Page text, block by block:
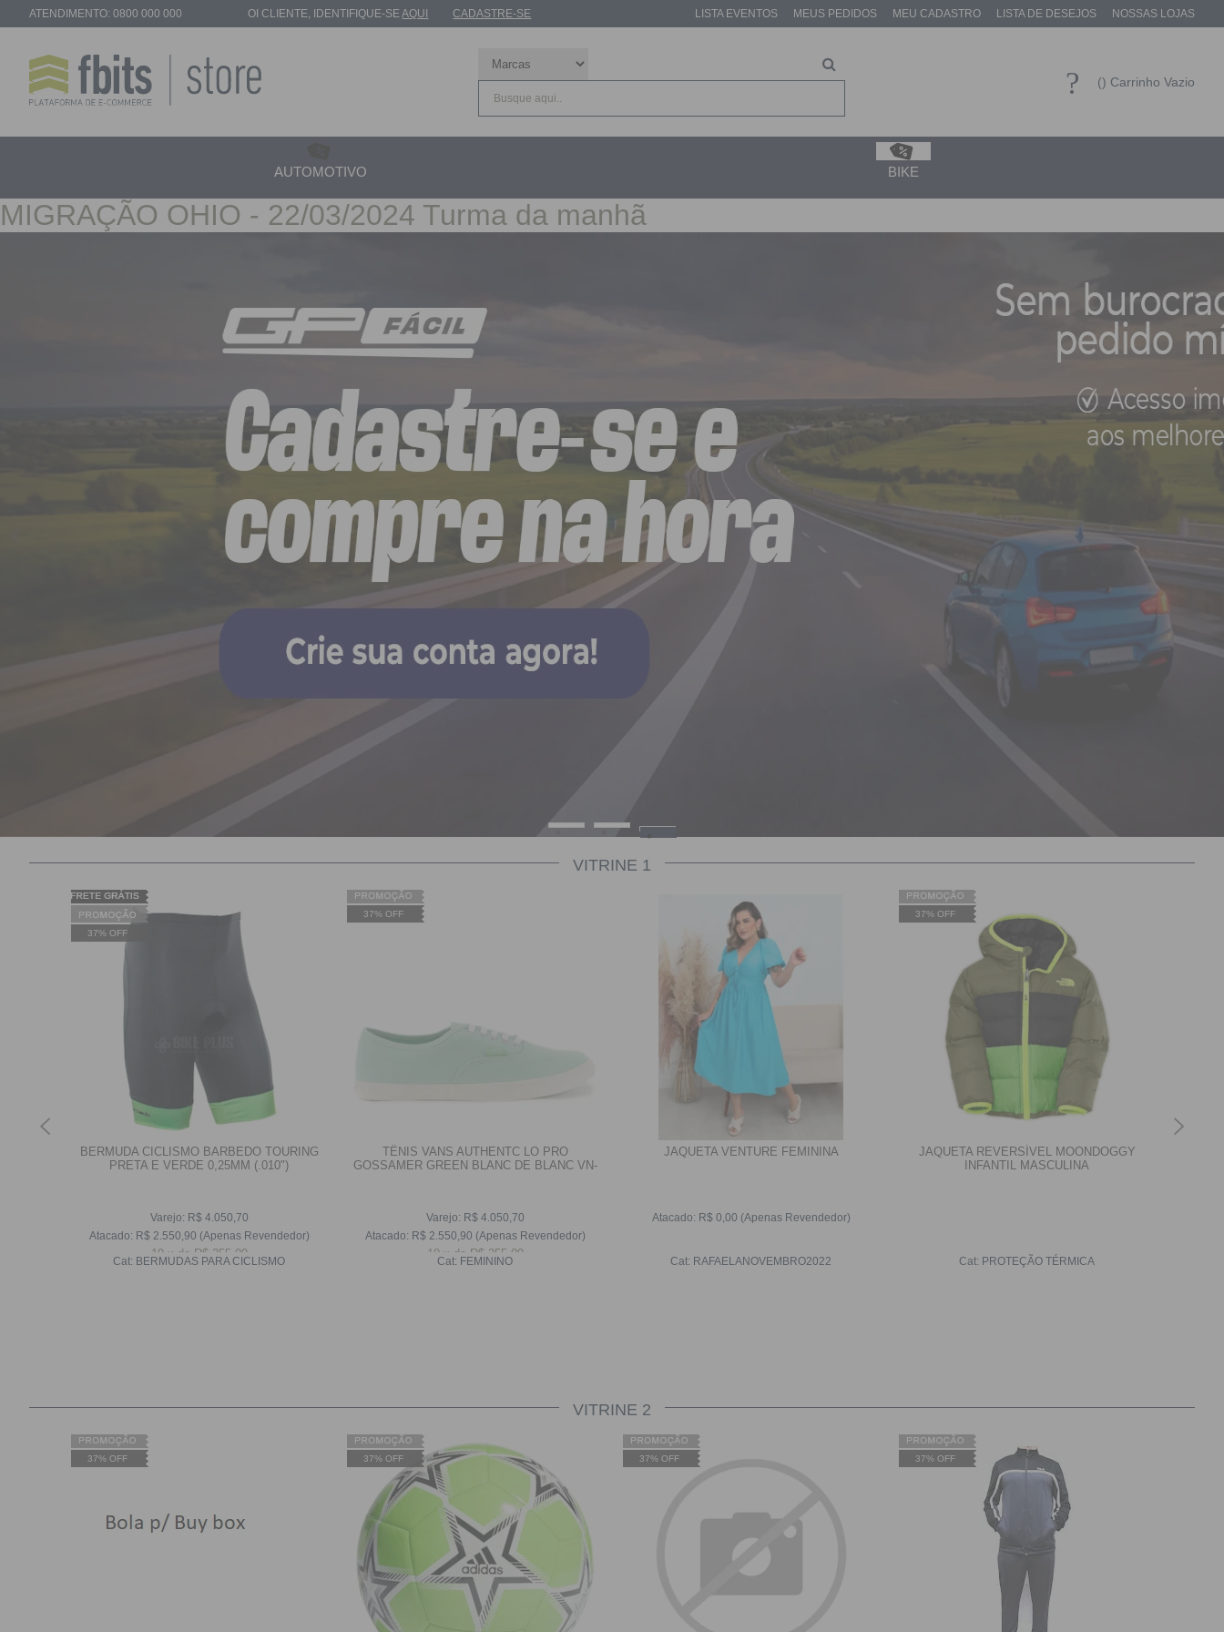
ATENDIMENTO: 0800 000 000 OICLIENTE, IDENTIFIQUE-SEAQUI CADASTRE-SE LISTA EVENTOS MEUS PEDIDOS MEU CADASTRO LISTA DE DESEJOS NOSSAS LOJAS
Carrinho Vazio
AUTOMOTIVO BIKE
MIGRAÇÃO OHIO - 22/03/2024 Turma da manhã
VITRINE 1
37% OFF
BERMUDA CICLISMO BARBEDO TOURING
PRETA E VERDE 0,25MM (.010")
Varejo: R$ 4.050,70
Atacado: R$ 2.550,90 (Apenas Revendedor)
10 x de R$ 255,09
Cat: BERMUDAS PARA CICLISMO
37% OFF
TÊNIS VANS AUTHENTC LO PRO
GOSSAMER GREEN BLANC DE BLANC VN-
Varejo: R$ 4.050,70
Atacado: R$ 2.550,90 (Apenas Revendedor)
10 x de R$ 255,09
Cat: FEMININO
JAQUETA VENTURE FEMININA
Atacado: R$ 0,00 (Apenas Revendedor)
Cat: RAFAELANOVEMBRO2022
37% OFF
JAQUETA REVERSÍVEL MOONDOGGY
INFANTIL MASCULINA
Cat: PROTEÇÃO TÉRMICA
VITRINE 2
37% OFF 37% OFF 37% OFF 37% OFF